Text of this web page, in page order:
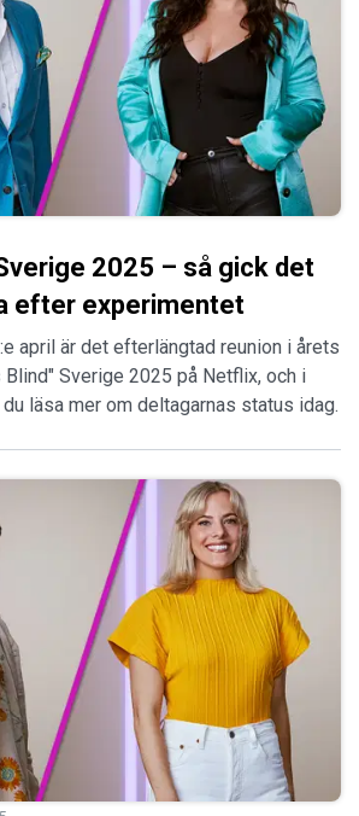
2025 – så gick det
efter experimentet
april är det efterlängtad reunion i årets
Sverige 2025 på Netflix, och i
läsa mer om deltagarnas status idag.